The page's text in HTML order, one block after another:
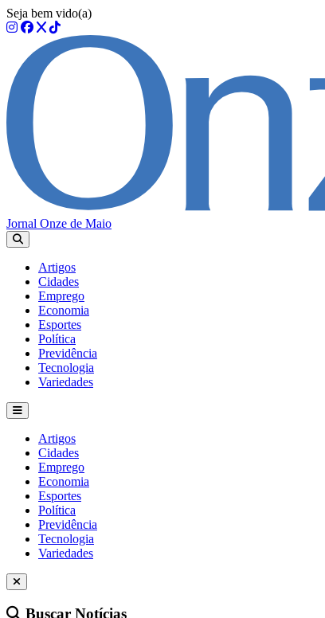
Seja bem vido(a)
Jornal Onze de Maio
Artigos
Cidades
Emprego
Economia
Esportes
Política
Previdência
Tecnologia
Variedades
Artigos
Cidades
Emprego
Economia
Esportes
Política
Previdência
Tecnologia
Variedades
Buscar Notícias